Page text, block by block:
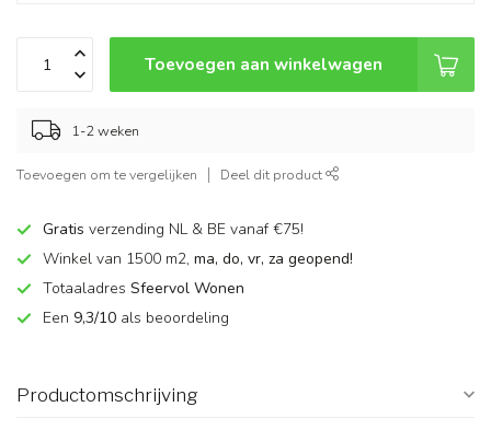
Toevoegen aan winkelwagen
1-2 weken
Toevoegen om te vergelijken Deel dit product
Gratis verzending NL & BE vanaf €75!
Winkel van 1500 m2, ma, do, vr, za geopend!
Totaaladres Sfeervol Wonen
Een 9,3/10 als beoordeling
Productomschrijving